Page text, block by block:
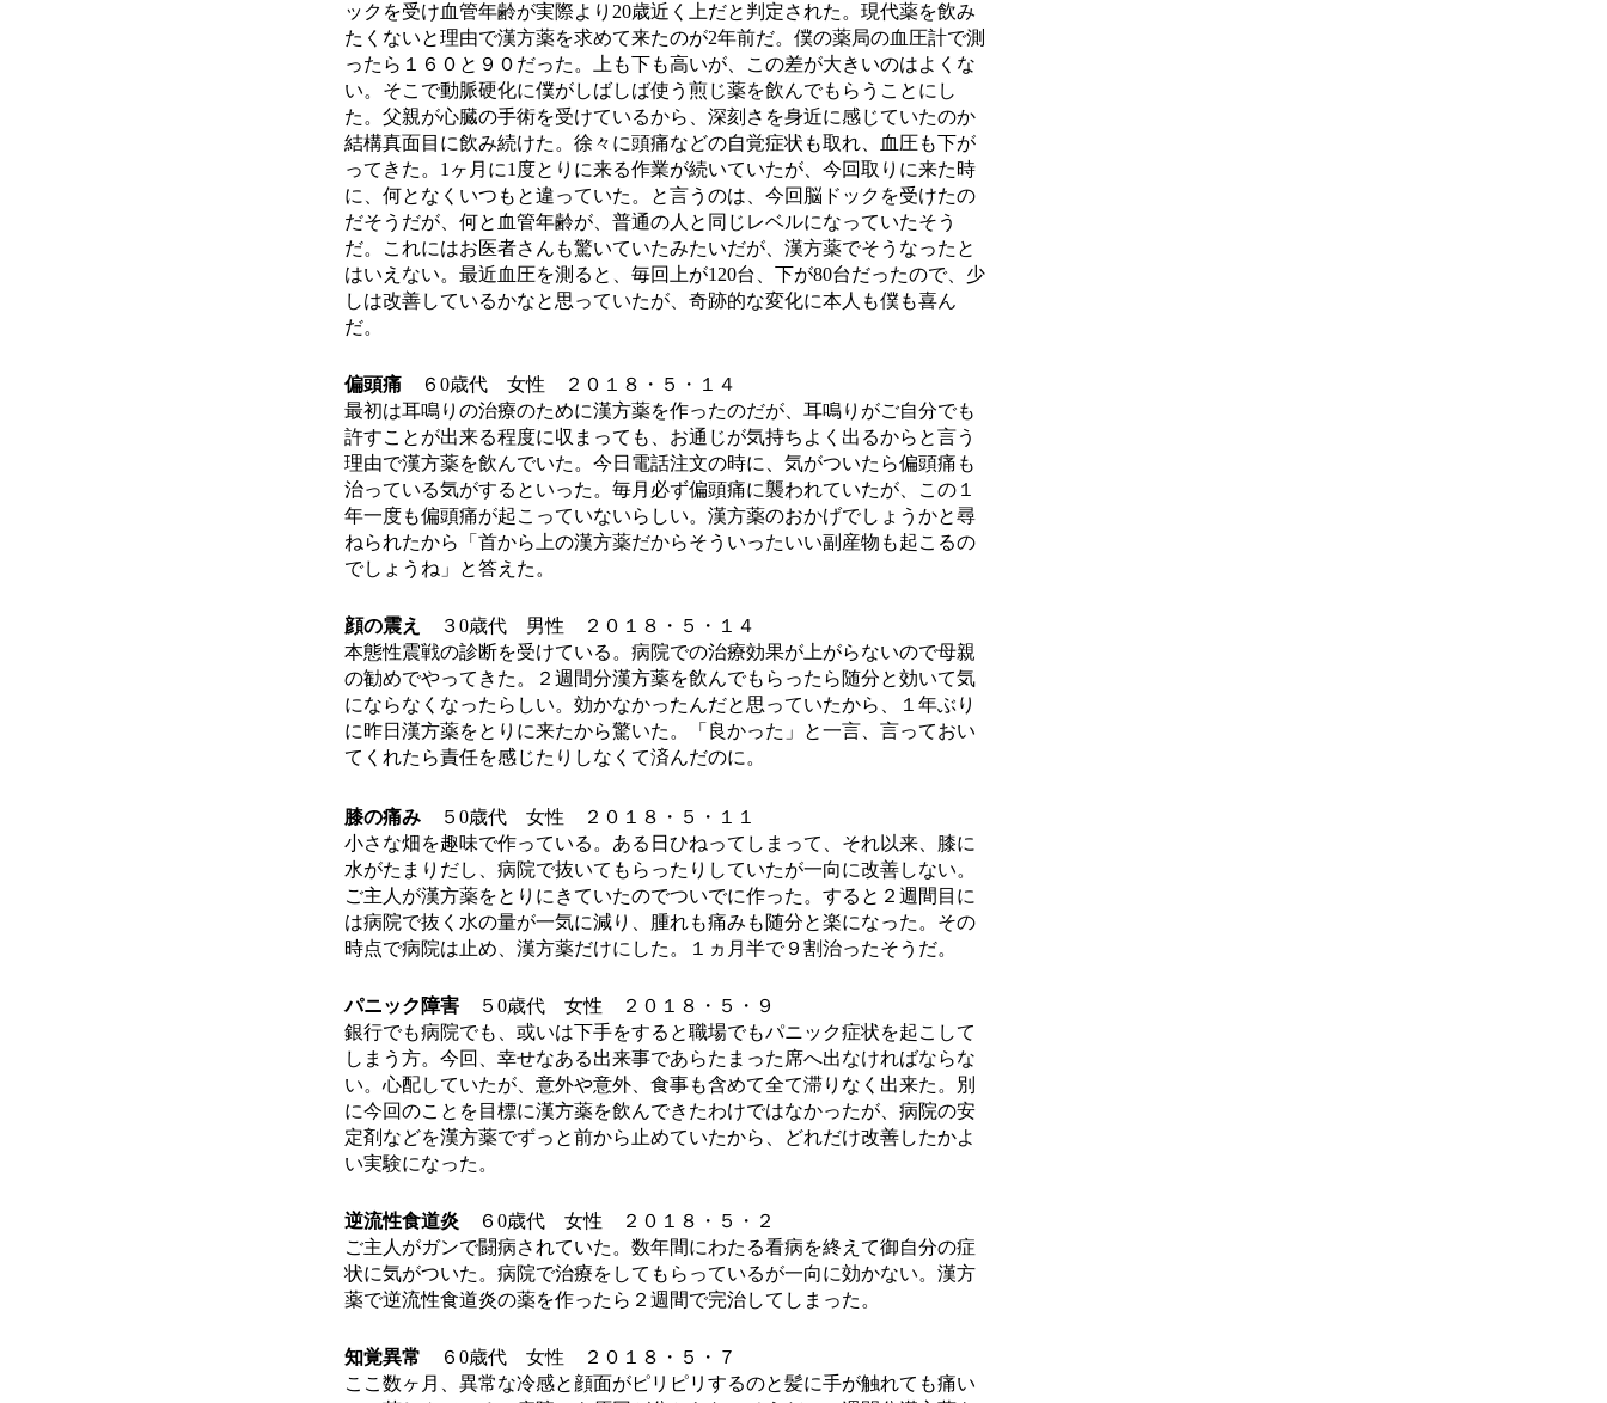
ックを受け血管年齢が実際より 20歳近く上だと判定された。現代薬を飲み
たくないと理由で漢方薬を求めて来たのが2年前だ。僕の薬局の血圧計で測
ったら１６０と９０だった。上も下も高いが、この差が大きいのはよくな
い。そこで動脈硬化に僕がしばしば使う煎じ薬を飲んでもらうことにし
た。父親が心臓の手術を受けているから、深刻さを身近に感じていたのか
結構真面目に飲み続けた。徐々に頭痛などの自覚症状も取れ、血圧も下が
ってきた。 1 ヶ月に1 度とりに来る作業が続いていたが、今回取りに来た時
に、何となくいつもと違っていた。と言うのは、今回脳ドックを受けたの
だそうだが、何と血管年齢が、普通の人と同じレベルになっていたそう
だ。これにはお医者さんも驚いていたみたいだが、漢方薬でそうなったと
はいえない。最近血圧を測ると、毎回上が120台、下が80台だったので、少
しは改善しているかなと思っていたが、奇跡的な変化に本人も僕も喜ん
だ。
偏頭痛 ６ 0歳代 女性 ２０１８・５・１４
最初は耳鳴りの治療のために漢方薬を作ったのだが、耳鳴りがご自分でも
許すことが出来る程度に収まっても、お通じが気持ちよく出るからと言う
理由で漢方薬を飲んでいた。今日電話注文の時に、気がついたら偏頭痛も
治っている気がするといった。毎月必ず偏頭痛に襲われていたが、この１
年一度も偏頭痛が起こっていないらしい。漢方薬のおかげでしょうかと尋
ねられたから「首から上の漢方薬だからそういったいい副産物も起こるの
でしょうね」と答えた。
顔の震え ３0歳代 男性 ２０１８・５・１４
本態性震戦の診断を受けている。病院での治療効果が上がらないので母親
の勧めでやってきた。２週間分漢方薬を飲んでもらったら随分と効いて気
にならなくなったらしい。効かなかったんだと思っていたから、１年ぶり
に昨日漢方薬をとりに来たから驚いた。「良かった」と一言、言っておい
てくれたら責任を感じたりしなくて済んだのに。
膝の痛み ５ 0歳代 女性 ２０１８・５・１１
小さな畑を趣味で作っている。ある日ひねってしまって、それ以来、膝に
水がたまりだし、病院で抜いてもらったりしていたが一向に改善しない。
ご主人が漢方薬をとりにきていたのでついでに作った。すると２週間目に
は病院で抜く水の量が一気に減り、腫れも痛みも随分と楽になった。その
時点で病院は止め、漢方薬だけにした。１ヵ月半で９割治ったそうだ。
パニック障害 ５ 0歳代 女性 ２０１８・５・９
銀行でも病院でも、或いは下手をすると職場でもパニック症状を起こして
しまう方。今回、幸せなある出来事であらたまった席へ出なければならな
い。心配していたが、意外や意外、食事も含めて全て滞りなく出来た。別
に今回のことを目標に漢方薬を飲んできたわけではなかったが、病院の安
定剤などを漢方薬でずっと前から止めていたから、どれだけ改善したかよ
い実験になった。
逆流性食道炎 ６ 0歳代 女性 ２０１８・５・２
ご主人がガンで闘病されていた。数年間にわたる看病を終えて御自分の症
状に気がついた。病院で治療をしてもらっているが一向に効かない。漢方
薬で逆流性食道炎の薬を作ったら２週間で完治してしまった。
知覚異常 ６ 0歳代 女性 ２０１８・５・７
ここ数ヶ月、異常な冷感と顔面がピリピリするのと髪に手が触れても痛い